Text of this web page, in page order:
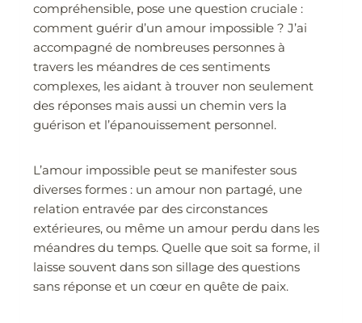
compréhensible, pose une question cruciale :
comment guérir d’un amour impossible ? J’ai
accompagné de nombreuses personnes à
travers les méandres de ces sentiments
complexes, les aidant à trouver non seulement
des réponses mais aussi un chemin vers la
guérison et l’épanouissement personnel.
L’amour impossible peut se manifester sous
diverses formes : un amour non partagé, une
relation entravée par des circonstances
extérieures, ou même un amour perdu dans les
méandres du temps. Quelle que soit sa forme, il
laisse souvent dans son sillage des questions
sans réponse et un cœur en quête de paix.